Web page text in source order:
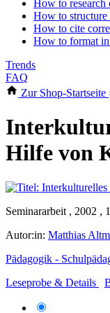
How to research
How to structure
How to cite
How to format
Trends
FAQ
Zur Shop-Startseite
Hilfe von
Seminararbeit , 2002 ,
Autor:in: Matthias
Pädagogik -
Leseprobe & Details